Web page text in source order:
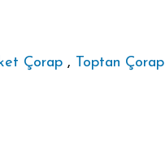
Çorap , Toptan Çorap